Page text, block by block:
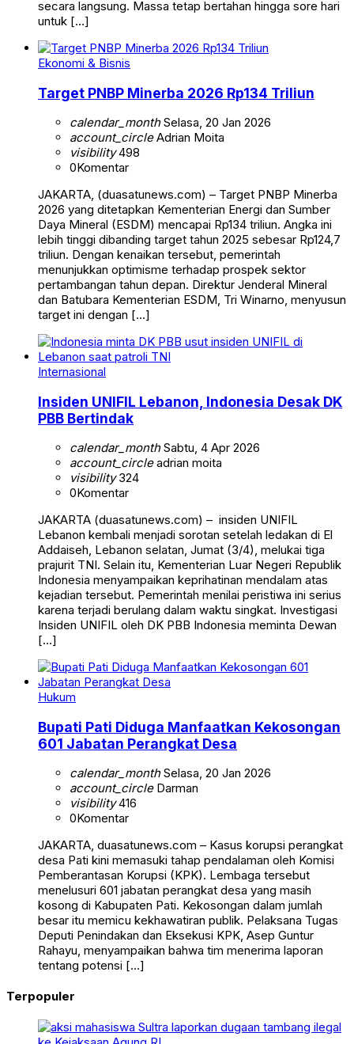
secara langsung. Massa tetap bertahan hingga sore hari
untuk […]
Ekonomi & Bisnis
Target PNBP Minerba 2026 Rp134 Triliun
calendar_monthSelasa, 20 Jan 2026
account_circleAdrian Moita
visibility498
0Komentar
JAKARTA, (duasatunews.com) – Target PNBP Minerba
2026 yang ditetapkan Kementerian Energi dan Sumber
Daya Mineral (ESDM) mencapai Rp134 triliun. Angka ini
lebih tinggi dibanding target tahun 2025 sebesar Rp124,7
triliun. Dengan kenaikan tersebut, pemerintah
menunjukkan optimisme terhadap prospek sektor
pertambangan tahun depan. Direktur Jenderal Mineral
dan Batubara Kementerian ESDM, Tri Winarno, menyusun
target ini dengan […]
Internasional
Insiden UNIFIL Lebanon, Indonesia Desak DK
PBB Bertindak
calendar_monthSabtu, 4 Apr 2026
account_circleadrian moita
visibility324
0Komentar
JAKARTA (duasatunews.com) – insiden UNIFIL
Lebanon kembali menjadi sorotan setelah ledakan di El
Addaiseh, Lebanon selatan, Jumat (3/4), melukai tiga
prajurit TNI. Selain itu, Kementerian Luar Negeri Republik
Indonesia menyampaikan keprihatinan mendalam atas
kejadian tersebut. Pemerintah menilai peristiwa ini serius
karena terjadi berulang dalam waktu singkat. Investigasi
Insiden UNIFIL oleh DK PBB Indonesia meminta Dewan
[…]
Hukum
Bupati Pati Diduga Manfaatkan Kekosongan
601 Jabatan Perangkat Desa
calendar_monthSelasa, 20 Jan 2026
account_circleDarman
visibility416
0Komentar
JAKARTA, duasatunews.com – Kasus korupsi perangkat
desa Pati kini memasuki tahap pendalaman oleh Komisi
Pemberantasan Korupsi (KPK). Lembaga tersebut
menelusuri 601 jabatan perangkat desa yang masih
kosong di Kabupaten Pati. Kekosongan dalam jumlah
besar itu memicu kekhawatiran publik. Pelaksana Tugas
Deputi Penindakan dan Eksekusi KPK, Asep Guntur
Rahayu, menyampaikan bahwa tim menerima laporan
tentang potensi […]
Terpopuler